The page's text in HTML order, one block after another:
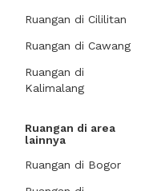
Ruangan di Cililitan
Ruangan di Cawang
Ruangan di
Kalimalang
Ruangan di area
lainnya
Ruangan di Bogor